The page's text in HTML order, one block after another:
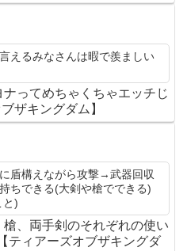
えるみなさんは暇で羨ましい
ってめちゃくちゃエッチじ
ザキングダム】
盾構えながら攻撃→武器回収
ちできる(大剣や槍でできる)
と)
槍、両手剣のそれぞれの使い
ティアーズオブザキングダ